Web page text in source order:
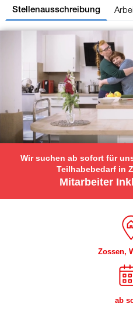
Stellenausschreibung